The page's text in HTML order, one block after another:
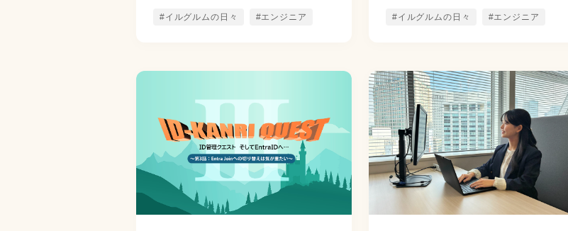
#イルグルムの日々 #エンジニア #イルグルムの日々 #エンジニア